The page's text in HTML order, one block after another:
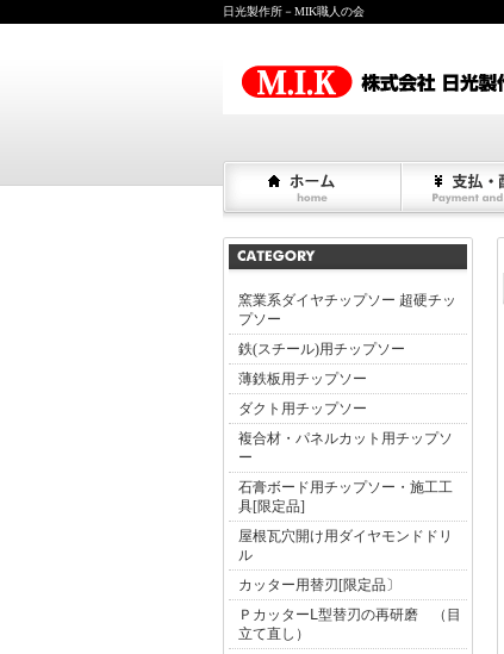
日光製作所－MIK職人の会
窯業系ダイヤチップソー 超硬チッ
プソー
鉄(スチール)用チップソー
薄鉄板用チップソー
ダクト用チップソー
複合材・パネルカット用チップソ
ー
石膏ボード用チップソー・施工工
具[限定品]
屋根瓦穴開け用ダイヤモンドドリ
ル
カッター用替刃[限定品〕
ＰカッターⅬ型替刃の再研磨 （目
立て直し）